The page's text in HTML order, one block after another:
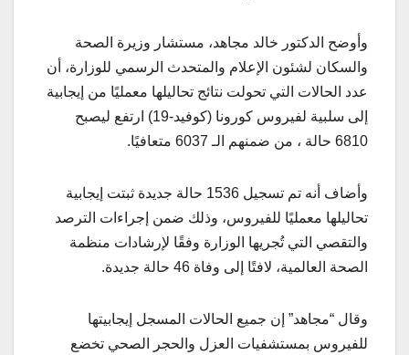
وأوضح الدكتور خالد مجاهد، مستشار وزيرة الصحة
والسكان لشئون الإعلام والمتحدث الرسمي للوزارة، أن
عدد الحالات التي تحولت نتائج تحاليلها معمليًا من إيجابية
إلى سلبية لفيروس كورونا (كوفيد-19) ارتفع ليصبح
6810 حالة ، من ضمنهم الـ 6037 متعافيًا.
وأضاف أنه تم تسجيل 1536 حالة جديدة ثبتت إيجابية
تحاليلها معمليًا للفيروس، وذلك ضمن إجراءات الترصد
والتقصي التي تُجريها الوزارة وفقًا لإرشادات منظمة
الصحة العالمية، لافتًا إلى وفاة 46 حالة جديدة.
وقال “مجاهد” إن جميع الحالات المسجل إيجابيتها
للفيروس بمستشفيات العزل والحجر الصحي تخضع